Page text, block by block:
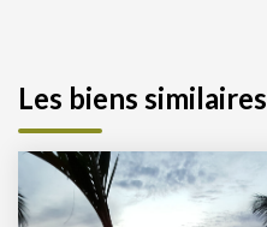
Les biens similaires